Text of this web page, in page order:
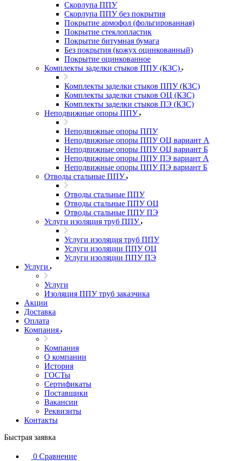
Скорлупа ППУ
Скорлупа ППУ без покрытия
Покрытие армофол (фольгированная)
Покрытие стеклопластик
Покрытие битумная бумага
Без покрытия (кожух оцинкованный)
Покрытие оцинкованное
Комплекты заделки стыков ППУ (КЗС)
Комплекты заделки стыков ППУ (КЗС)
Комплекты заделки стыков ОЦ (КЗС)
Комплекты заделки стыков ПЭ (КЗС)
Неподвижные опоры ППУ
Неподвижные опоры ППУ
Неподвижные опоры ППУ ОЦ вариант А
Неподвижные опоры ППУ ОЦ вариант Б
Неподвижные опоры ППУ ПЭ вариант А
Неподвижные опоры ППУ ПЭ вариант Б
Отводы стальные ППУ
Отводы стальные ППУ
Отводы стальные ППУ ОЦ
Отводы стальные ППУ ПЭ
Услуги изоляция труб ППУ
Услуги изоляция труб ППУ
Услуги изоляции ППУ ОЦ
Услуги изоляции ППУ ПЭ
Услуги
Услуги
Изоляция ППУ труб заказчика
Акции
Доставка
Оплата
Компания
Компания
О компании
История
ГОСТы
Сертификаты
Поставщики
Вакансии
Реквизиты
Контакты
Быстрая заявка
0 Сравнение